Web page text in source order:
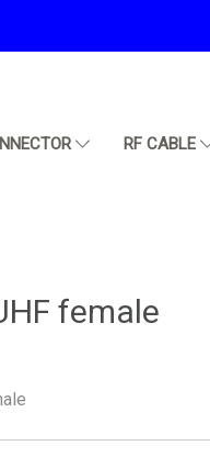
RF CABLE
female